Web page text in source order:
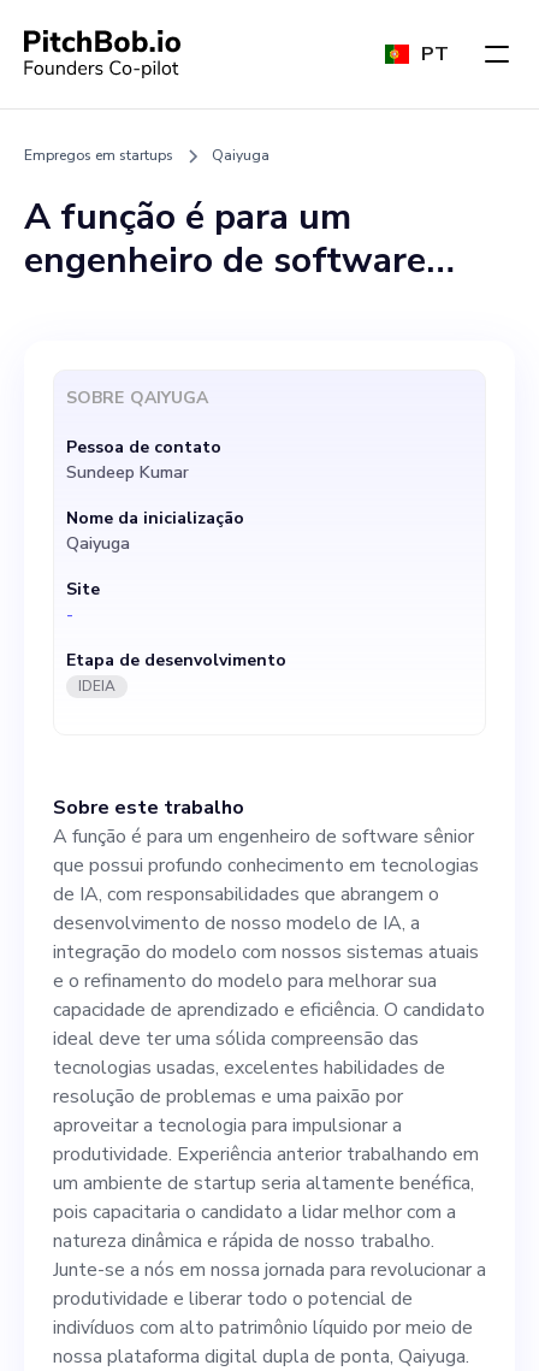
PT
Empregos em startups Qaiyuga
A função é para um
engenheiro de software
tecnologias de IA, com
responsabilidades que
abrangem o
desenvolvimento de nosso
modelo de IA, a integração
do modelo com nossos
sistemas atuais e o
refinamento do modelo para
candidato ideal deve ter uma
sólida compreensão das
tecnologias usadas,
excelentes habilidades de
resolução de problemas e
uma paixão por aproveitar a
tecnologia para impulsionar
a produtividade. Experiência
anterior trabalhando em um
ambiente de startup seria
altamente benéfica, pois
capacitaria o candidato a
lidar melhor com a natureza
Sobre este trabalho
A função é para um engenheiro de software sênior
que possui profundo conhecimento em tecnologias
de IA, com responsabilidades que abrangem o
desenvolvimento de nosso modelo de IA, a
integração do modelo com nossos sistemas atuais
e o refinamento do modelo para melhorar sua
capacidade de aprendizado e eficiência. O candidato
ideal deve ter uma sólida compreensão das
tecnologias usadas, excelentes habilidades de
resolução de problemas e uma paixão por
aproveitar a tecnologia para impulsionar a
produtividade. Experiência anterior trabalhando em
um ambiente de startup seria altamente benéfica,
pois capacitaria o candidato a lidar melhor com a
natureza dinâmica e rápida de nosso trabalho.
Junte-se a nós em nossa jornada para revolucionar a
produtividade e liberar todo o potencial de
indivíduos com alto patrimônio líquido por meio de
nossa plataforma digital dupla de ponta, Qaiyuga.
SOBRE QAIYUGA
Pessoa de contato
Sundeep Kumar
Nome da inicialização
Qaiyuga
Site
-
Etapa de desenvolvimento
IDEIA